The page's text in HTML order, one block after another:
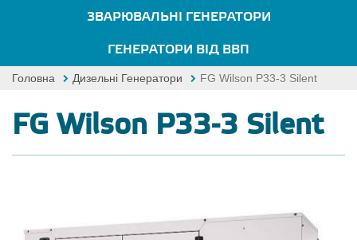
ЗВАРЮВАЛЬНІ ГЕНЕРАТОРИ
ГЕНЕРАТОРИ ВІД ВВП
Головна Дизельні Генератори FG Wilson P33-3 Silent
FG Wilson P33-3 Silent